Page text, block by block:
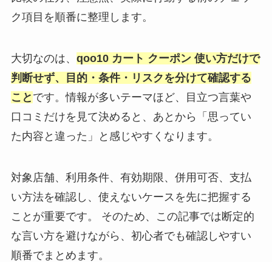
ク項目を順番に整理します。
大切なのは、 qoo10 カート クーポン 使い方だけで
判断せず、目的・条件・リスクを分けて確認する
こと です。情報が多いテーマほど、目立つ言葉や
口コミだけを見て決めると、あとから「思ってい
た内容と違った」と感じやすくなります。
対象店舗、利用条件、有効期限、併用可否、支払
い方法を確認し、使えないケースを先に把握する
ことが重要です。 そのため、この記事では断定的
な言い方を避けながら、初心者でも確認しやすい
順番でまとめます。